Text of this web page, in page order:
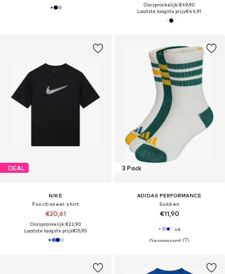
Oorspronkelijk: €49,90
Laatste laagste prijs:€44,91
DEAL
NIKE
Functioneel shirt
€20,61
Oorspronkelijk: €22,90
Laatste laagste prijs:€15,90
3 Pack
ADIDAS PERFORMANCE
Sokken
€11,90
+4